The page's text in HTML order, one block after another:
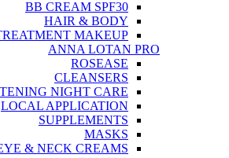
BB CREAM SPF30
HAIR & BODY
MAKEUP
ANNA LOTAN PRO
ROSEASE
CLEANSERS
NIGHT CARE
LOCAL APPLICATION
SUPPLEMENTS
MASKS
& NECK CREAMS